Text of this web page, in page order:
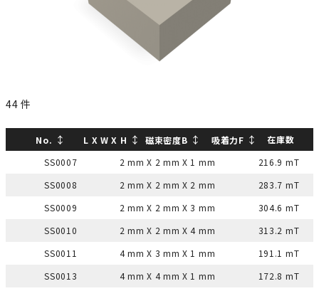
44件
No. ↕ L X W X H ↕ 磁束密度B ↕ 吸着力F ↕
在庫数
SS0007
2 mm X 2 mm X 1 mm
216.9 mT
SS0008
2 mm X 2 mm X 2 mm
283.7 mT
SS0009
2 mm X 2 mm X 3 mm
304.6 mT
SS0010
2 mm X 2 mm X 4 mm
313.2 mT
SS0011
4 mm X 3 mm X 1 mm
191.1 mT
SS0013
4 mm X 4 mm X 1 mm
172.8 mT